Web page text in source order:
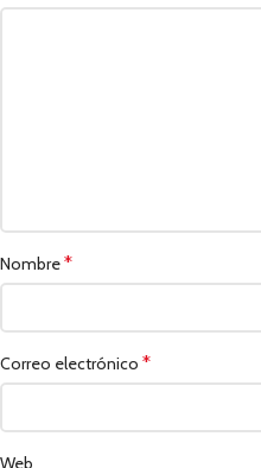
Nombre*
Correo electrónico *
Web